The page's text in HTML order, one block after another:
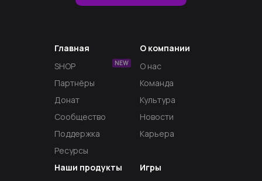
Главная
SHOP
NEW
Партнёры
Донат
Сообщество
Поддержка
Ресурсы
Наши продукты
Игры
О компании
О нас
Команда
Культура
Новости
Карьера